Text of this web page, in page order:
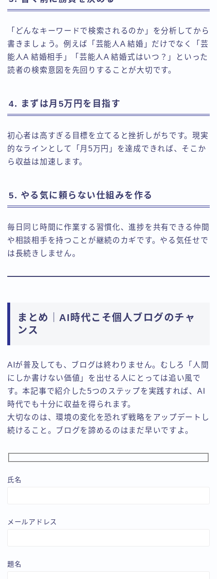
「どんなキーワードで検索されるのか」を分析してから
書きましょう。例えば「芸能人A 結婚」だけでなく「芸
能人A 結婚相手」「芸能人A 結婚式はいつ？」といった
読者の検索意図を先回りすることが大切です。
4. まずは月5万円を目指す
初心者は高すぎる目標を立てると挫折しがちです。現実
的なラインとして「月5万円」を達成できれば、そこか
ら収益は加速します。
5. やる気に頼らない仕組みを作る
毎日同じ時間に作業する習慣化、進捗を共有できる仲間
や相談相手を持つことが継続のカギです。やる気任せで
は長続きしません。
まとめ｜AI時代こそ個人ブログのチャ
ンス
AIが普及しても、ブログは終わりません。むしろ「人間
にしか書けない価値」を出せる人にとっては追い風で
す。本記事で紹介した5つのステップを実践すれば、AI
時代でも十分に収益を得られます。
大切なのは、環境の変化を恐れず戦略をアップデートし
続けること。ブログを諦めるのはまだ早いですよ。
氏名
メールアドレス
題名